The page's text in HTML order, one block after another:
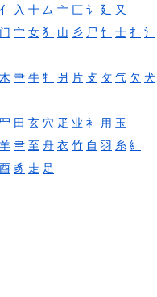
亻 入 十 厶 亠 匸 讠 廴
又
门 宀 女 犭 山 彡 尸 饣 士 扌 氵
木 肀 牛 牜 爿 片 攴 攵 气 欠 犬
罒 田 玄 穴 疋 业 衤 用 玉
羊 聿 至 舟 衣 竹 自 羽 糸 糹
酉 豸 走 足